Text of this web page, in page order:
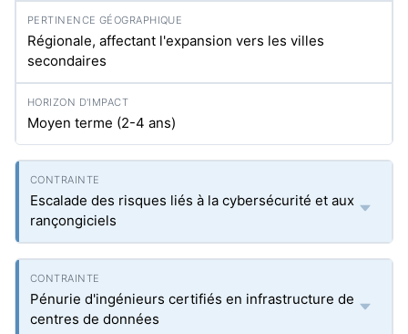
Régionale, affectant l'expansion vers les villes
secondaires
Moyen terme (2-4 ans)
Escalade des risques liés à la cybersécurité et aux
rançongiciels
Pénurie d'ingénieurs certifiés en infrastructure de
centres de données